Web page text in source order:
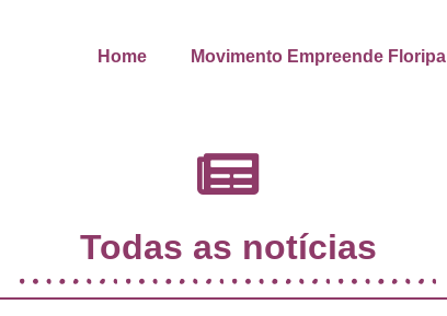
Home Movimento Empreende Floripa
Todas as notícias